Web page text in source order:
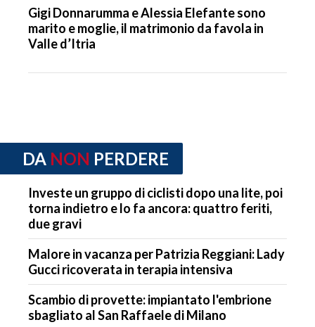
Gigi Donnarumma e Alessia Elefante sono
marito e moglie, il matrimonio da favola in
Valle d’Itria
DA NON PERDERE
Investe un gruppo di ciclisti dopo una lite, poi
torna indietro e lo fa ancora: quattro feriti,
due gravi
Malore in vacanza per Patrizia Reggiani: Lady
Gucci ricoverata in terapia intensiva
Scambio di provette: impiantato l'embrione
sbagliato al San Raffaele di Milano